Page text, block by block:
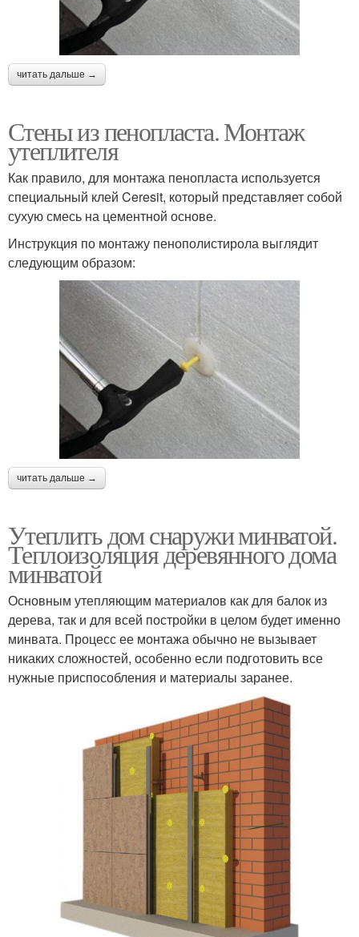
читать дальше →
Стены из пенопласта. Монтаж
утеплителя
Как правило, для монтажа пенопласта используется
специальный клей Ceresit, который представляет собой
сухую смесь на цементной основе.
Инструкция по монтажу пенополистирола выглядит
следующим образом:
читать дальше →
Утеплить дом снаружи минватой.
Теплоизоляция деревянного дома
минватой
Основным утепляющим материалов как для балок из
дерева, так и для всей постройки в целом будет именно
минвата. Процесс ее монтажа обычно не вызывает
никаких сложностей, особенно если подготовить все
нужные приспособления и материалы заранее.